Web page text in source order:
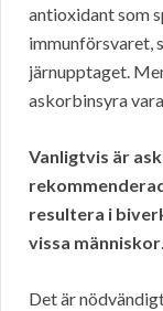
antioxidant som
immunförsvaret,
järnupptaget.
askorbinsyra
Vanligtvis är
resultera i
vissa människor.
Det är